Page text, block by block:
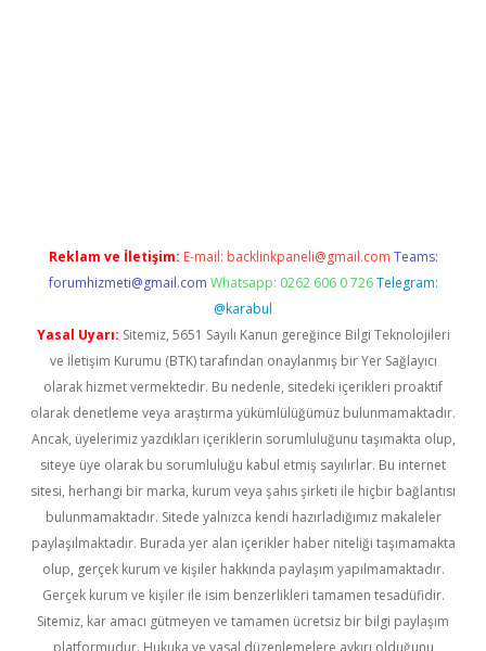
Reklam ve İletişim: E-mail: backlinkpaneli@gmail.com Teams:
forumhizmeti@gmail.com Whatsapp: 0262 606 0 726 Telegram:
@karabul
Yasal Uyarı: Sitemiz, 5651 Sayılı Kanun gereğince Bilgi Teknolojileri
ve İletişim Kurumu (BTK) tarafından onaylanmış bir Yer Sağlayıcı
olarak hizmet vermektedir. Bu nedenle, sitedeki içerikleri proaktif
olarak denetleme veya araştırma yükümlülüğümüz bulunmamaktadır.
Ancak, üyelerimiz yazdıkları içeriklerin sorumluluğunu taşımakta olup,
siteye üye olarak bu sorumluluğu kabul etmiş sayılırlar. Bu internet
sitesi, herhangi bir marka, kurum veya şahıs şirketi ile hiçbir bağlantısı
bulunmamaktadır. Sitede yalnızca kendi hazırladığımız makaleler
paylaşılmaktadır. Burada yer alan içerikler haber niteliği taşımamakta
olup, gerçek kurum ve kişiler hakkında paylaşım yapılmamaktadır.
Gerçek kurum ve kişiler ile isim benzerlikleri tamamen tesadüfidir.
Sitemiz, kar amacı gütmeyen ve tamamen ücretsiz bir bilgi paylaşım
platformudur. Hukuka ve yasal düzenlemelere aykırı olduğunu